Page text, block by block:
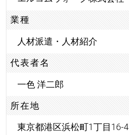
業種
人材派遣・人材紹介
代表者名
一色 洋二郎
所在地
東京都港区浜松町1丁目16-4